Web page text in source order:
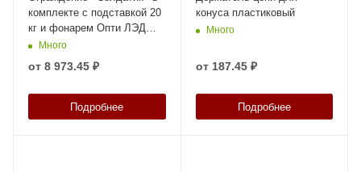
комплекте с подставкой 20
кг и фонарем Опти ЛЭД
200 (Пластина дорожная)
Много
от 8 973.45 ₽
Подробнее
конуса пластиковый
Много
от 187.45 ₽
Подробнее